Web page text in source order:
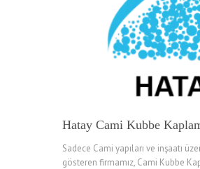
Hatay Cami Kubbe
Sadece Cami yapıları ve inşaatı
gösteren firmamız, Cami Kubbe